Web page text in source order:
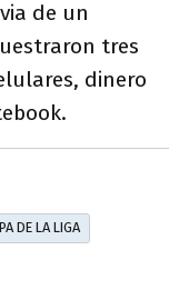
de un
tres
dinero
DE LA LIGA